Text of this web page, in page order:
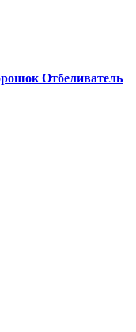
Отбеливатель